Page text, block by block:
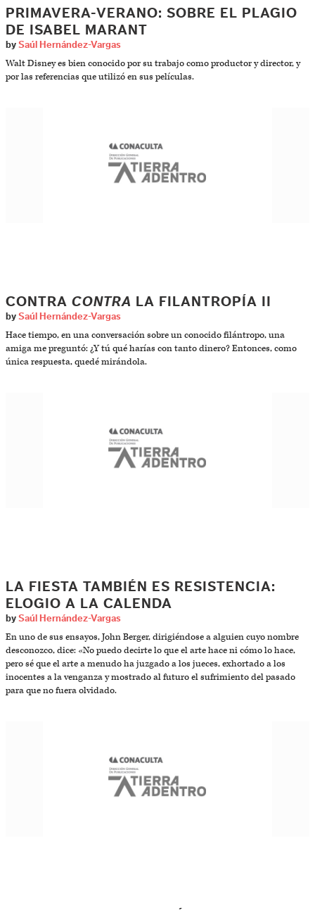
PRIMAVERA-VERANO: SOBRE EL PLAGIO
DE ISABEL MARANT
by Saúl Hernández-Vargas
Walt Disney es bien conocido por su trabajo como productor y director, y
por las referencias que utilizó en sus películas.
CONTRA CONTRA LA FILANTROPÍA II
by Saúl Hernández-Vargas
Hace tiempo, en una conversación sobre un conocido filántropo, una
amiga me preguntó: ¿Y tú qué harías con tanto dinero? Entonces, como
única respuesta, quedé mirándola.
LA FIESTA TAMBIÉN ES RESISTENCIA:
ELOGIO A LA CALENDA
by Saúl Hernández-Vargas
En uno de sus ensayos, John Berger, dirigiéndose a alguien cuyo nombre
desconozco, dice: «No puedo decirte lo que el arte hace ni cómo lo hace,
pero sé que el arte a menudo ha juzgado a los jueces, exhortado a los
inocentes a la venganza y mostrado al futuro el sufrimiento del pasado
para que no fuera olvidado.